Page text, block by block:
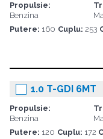
Propulsie:
Benzina
Putere: 160 Cuplu: 253
1.0 T-GDI 6MT
Propulsie:
Benzina
Putere: 120 Cuplu: 172